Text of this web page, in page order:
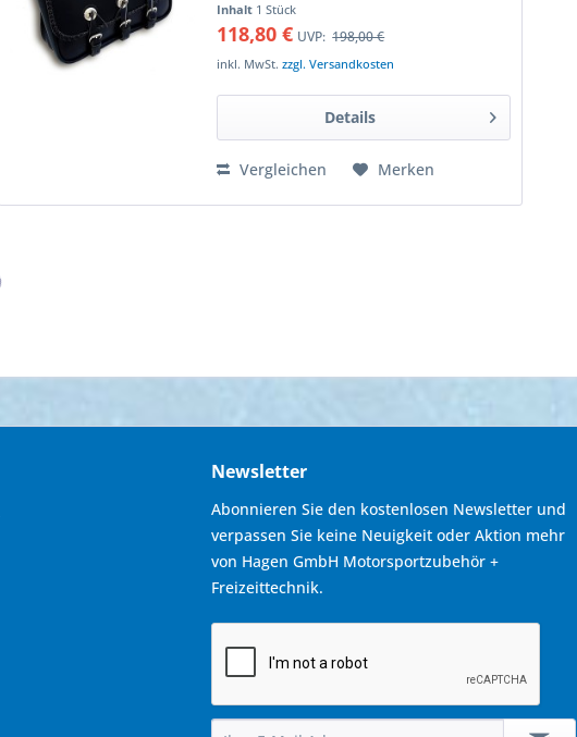
links oder rechts verwendbar mit
universellen Lederriemen...
Inhalt 1 Stück
118,80 € UVP: 198,00 €
inkl. MwSt.zzgl. Versandkosten
Details
Vergleichen Merken
Newsletter
Abonnieren Sie den kostenlosen Newsletter und
verpassen Sie keine Neuigkeit oder Aktion mehr
von Hagen GmbH Motorsportzubehör +
Freizeittechnik.